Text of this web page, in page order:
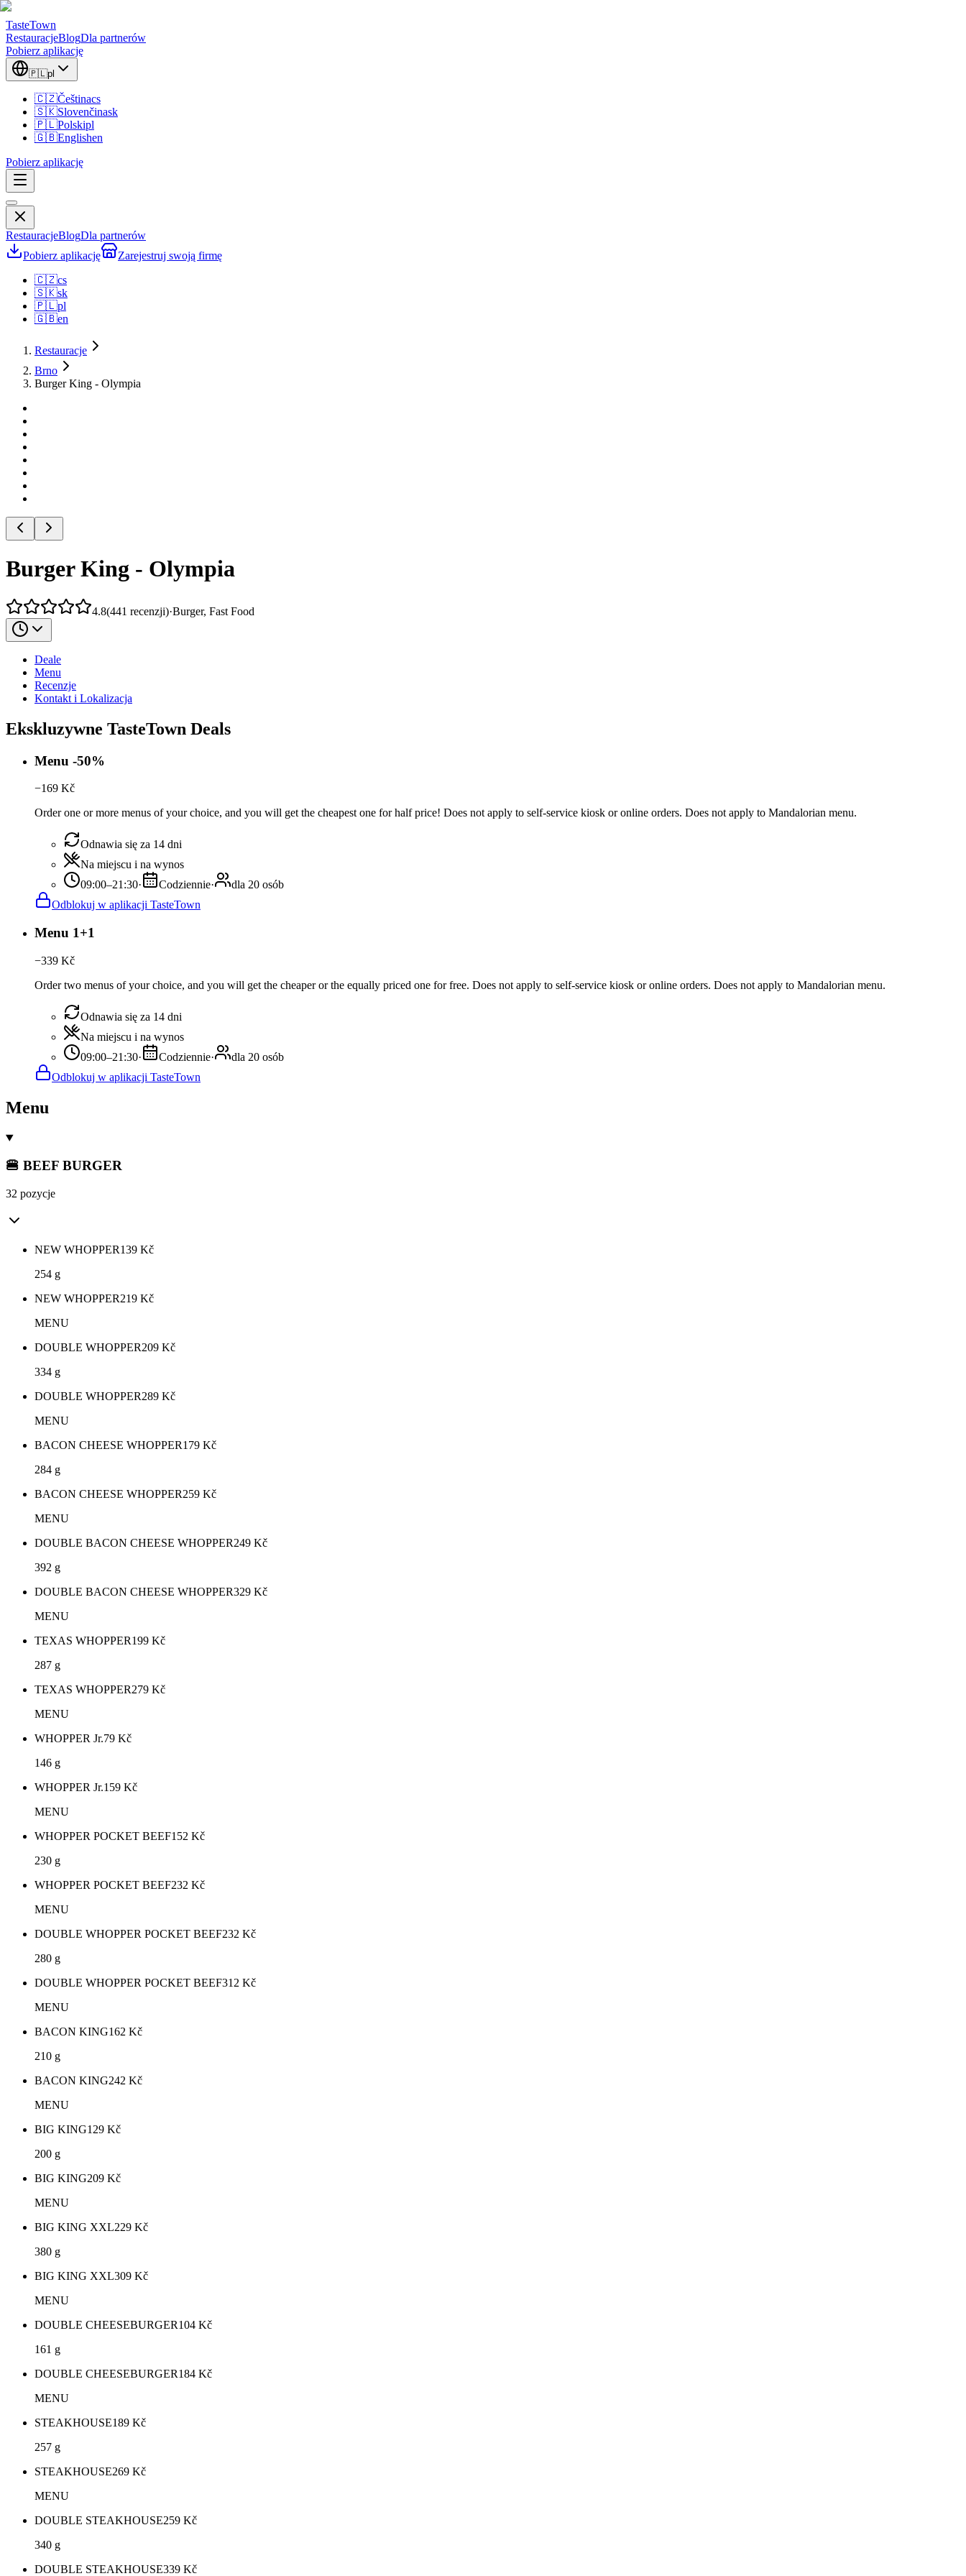
TasteTown
RestauracjeBlogDla partnerów
Pobierz aplikację
🇵🇱pl
🇨🇿Češtinacs
🇸🇰Slovenčinask
🇵🇱Polskipl
🇬🇧Englishen
Pobierz aplikację
RestauracjeBlogDla partnerów
Pobierz aplikację
Zarejestruj swoją firmę
🇨🇿cs
🇸🇰sk
🇵🇱pl
🇬🇧en
Restauracje
Brno
Burger King - Olympia
Burger King - Olympia
4.8(441 recenzji)·Burger, Fast Food
Deale
Menu
Recenzje
Kontakt i Lokalizacja
Ekskluzywne TasteTown Deals
Menu -50%
−169 Kč
Order one or more menus of your choice, and you will get the cheapest one for half price! Does not apply to self-service kiosk or online orders. Does not apply to Mandalorian menu.
Odnawia się za 14 dni
Na miejscu i na wynos
09:00–21:30· Codziennie·
dla 20 osób
Odblokuj w aplikacji TasteTown
Menu 1+1
−339 Kč
Order two menus of your choice, and you will get the cheaper or the equally priced one for free. Does not apply to self-service kiosk or online orders. Does not apply to Mandalorian menu.
Odnawia się za 14 dni
Na miejscu i na wynos
09:00–21:30· Codziennie·
dla 20 osób
Odblokuj w aplikacji TasteTown
Menu
🍔 BEEF BURGER
32 pozycje
NEW WHOPPER139 Kč
254 g
NEW WHOPPER219 Kč
MENU
DOUBLE WHOPPER209 Kč
334 g
DOUBLE WHOPPER289 Kč
MENU
BACON CHEESE WHOPPER179 Kč
284 g
BACON CHEESE WHOPPER259 Kč
MENU
DOUBLE BACON CHEESE WHOPPER249 Kč
392 g
DOUBLE BACON CHEESE WHOPPER329 Kč
MENU
TEXAS WHOPPER199 Kč
287 g
TEXAS WHOPPER279 Kč
MENU
WHOPPER Jr.79 Kč
146 g
WHOPPER Jr.159 Kč
MENU
WHOPPER POCKET BEEF152 Kč
230 g
WHOPPER POCKET BEEF232 Kč
MENU
DOUBLE WHOPPER POCKET BEEF232 Kč
280 g
DOUBLE WHOPPER POCKET BEEF312 Kč
MENU
BACON KING162 Kč
210 g
BACON KING242 Kč
MENU
BIG KING129 Kč
200 g
BIG KING209 Kč
MENU
BIG KING XXL229 Kč
380 g
BIG KING XXL309 Kč
MENU
DOUBLE CHEESEBURGER104 Kč
161 g
DOUBLE CHEESEBURGER184 Kč
MENU
STEAKHOUSE189 Kč
257 g
STEAKHOUSE269 Kč
MENU
DOUBLE STEAKHOUSE259 Kč
340 g
DOUBLE STEAKHOUSE339 Kč